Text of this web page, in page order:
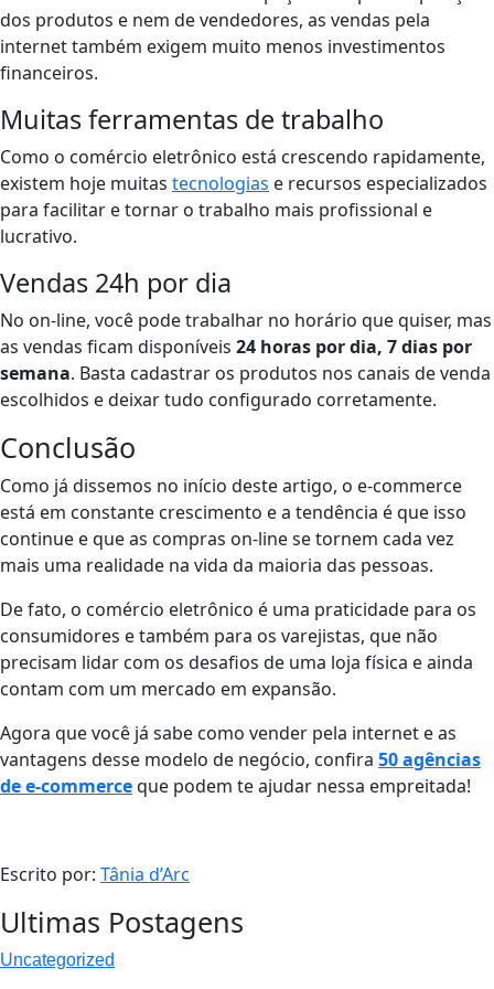
dos produtos e nem de vendedores, as vendas pela
internet também exigem muito menos investimentos
financeiros.
Muitas ferramentas de trabalho
Como o comércio eletrônico está crescendo rapidamente,
existem hoje muitas tecnologias e recursos especializados
para facilitar e tornar o trabalho mais profissional e
lucrativo.
Vendas 24h por dia
No on-line, você pode trabalhar no horário que quiser, mas
as vendas ficam disponíveis 24 horas por dia, 7 dias por
semana. Basta cadastrar os produtos nos canais de venda
escolhidos e deixar tudo configurado corretamente.
Conclusão
Como já dissemos no início deste artigo, o e-commerce
está em constante crescimento e a tendência é que isso
continue e que as compras on-line se tornem cada vez
mais uma realidade na vida da maioria das pessoas.
De fato, o comércio eletrônico é uma praticidade para os
consumidores e também para os varejistas, que não
precisam lidar com os desafios de uma loja física e ainda
contam com um mercado em expansão.
Agora que você já sabe como vender pela internet e as
vantagens desse modelo de negócio, confira 50 agências
de e-commerceque podem te ajudar nessa empreitada!
Escrito por: Tânia d’Arc
Ultimas Postagens
Uncategorized